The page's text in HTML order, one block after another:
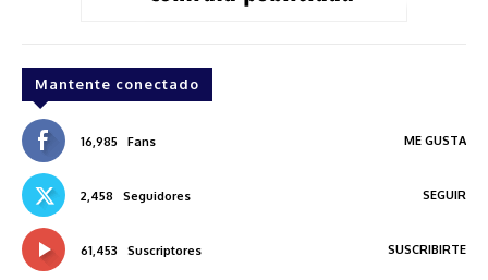
Mantente conectado
16,985 Fans ME GUSTA
2,458 Seguidores SEGUIR
61,453 Suscriptores SUSCRIBIRTE